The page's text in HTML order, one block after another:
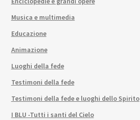
Musica e multimedia
Educazione
Animazione
Luoghi della fede
Testimoni della fede
Testimoni della fede e luoghi dello Spirito
I BLU -Tutti i santi del Cielo